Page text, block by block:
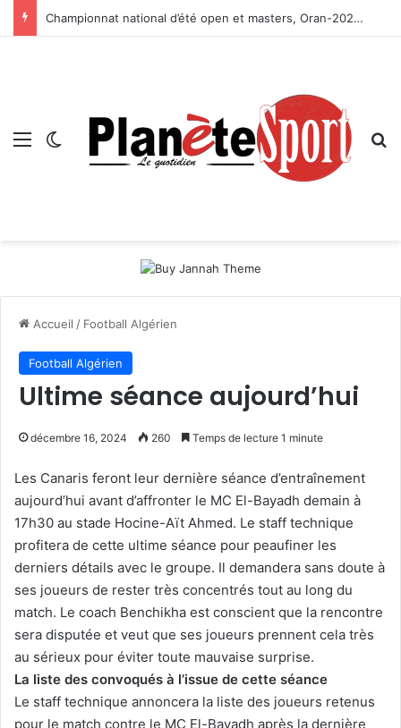
Championnat national d’été open et masters, Oran-2026 — Le CRB s’adjuge le titre
Menu Switch skin
Accueil / Football Algérien
Football Algérien
Ultime séance aujourd’hui
décembre 16, 2024 260 Temps de lecture 1 minute
Les Canaris feront leur dernière séance d’entraînement
aujourd’hui avant d’affronter le MC El-Bayadh demain à
17h30 au stade Hocine-Aït Ahmed. Le staff technique
profitera de cette ultime séance pour peaufiner les
derniers détails avec le groupe. Il demandera sans doute à
ses joueurs de rester très concentrés tout au long du
match. Le coach Benchikha est conscient que la rencontre
sera disputée et veut que ses joueurs prennent cela très
au sérieux pour éviter toute mauvaise surprise.
La liste des convoqués à l’issue de cette séance
Le staff technique annoncera la liste des joueurs retenus
pour le match contre le MC El-Bayadh après la dernière